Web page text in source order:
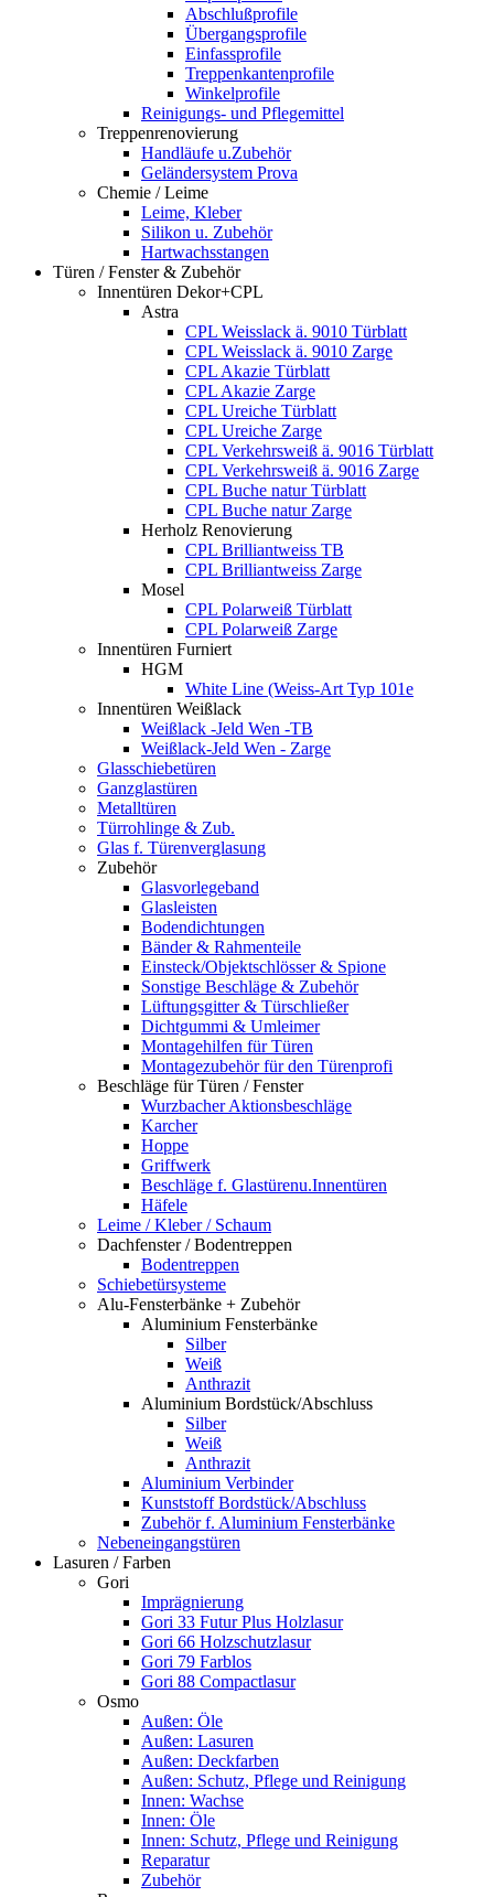
Abschlußprofile
Übergangsprofile
Einfassprofile
Treppenkantenprofile
Winkelprofile
Reinigungs- und Pflegemittel
Treppenrenovierung
Handläufe u.Zubehör
Geländersystem Prova
Chemie / Leime
Leime, Kleber
Silikon u. Zubehör
Hartwachsstangen
Türen / Fenster & Zubehör
Innentüren Dekor+CPL
Astra
CPL Weisslack ä. 9010 Türblatt
CPL Weisslack ä. 9010 Zarge
CPL Akazie Türblatt
CPL Akazie Zarge
CPL Ureiche Türblatt
CPL Ureiche Zarge
CPL Verkehrsweiß ä. 9016 Türblatt
CPL Verkehrsweiß ä. 9016 Zarge
CPL Buche natur Türblatt
CPL Buche natur Zarge
Herholz Renovierung
CPL Brilliantweiss TB
CPL Brilliantweiss Zarge
Mosel
CPL Polarweiß Türblatt
CPL Polarweiß Zarge
Innentüren Furniert
HGM
White Line (Weiss-Art Typ 101e
Innentüren Weißlack
Weißlack -Jeld Wen -TB
Weißlack-Jeld Wen - Zarge
Glasschiebetüren
Ganzglastüren
Metalltüren
Türrohlinge & Zub.
Glas f. Türenverglasung
Zubehör
Glasvorlegeband
Glasleisten
Bodendichtungen
Bänder & Rahmenteile
Einsteck/Objektschlösser & Spione
Sonstige Beschläge & Zubehör
Lüftungsgitter & Türschließer
Dichtgummi & Umleimer
Montagehilfen für Türen
Montagezubehör für den Türenprofi
Beschläge für Türen / Fenster
Wurzbacher Aktionsbeschläge
Karcher
Hoppe
Griffwerk
Beschläge f. Glastürenu.Innentüren
Häfele
Leime / Kleber / Schaum
Dachfenster / Bodentreppen
Bodentreppen
Schiebetürsysteme
Alu-Fensterbänke + Zubehör
Aluminium Fensterbänke
Silber
Weiß
Anthrazit
Aluminium Bordstück/Abschluss
Silber
Weiß
Anthrazit
Aluminium Verbinder
Kunststoff Bordstück/Abschluss
Zubehör f. Aluminium Fensterbänke
Nebeneingangstüren
Lasuren / Farben
Gori
Imprägnierung
Gori 33 Futur Plus Holzlasur
Gori 66 Holzschutzlasur
Gori 79 Farblos
Gori 88 Compactlasur
Osmo
Außen: Öle
Außen: Lasuren
Außen: Deckfarben
Außen: Schutz, Pflege und Reinigung
Innen: Wachse
Innen: Öle
Innen: Schutz, Pflege und Reinigung
Reparatur
Zubehör